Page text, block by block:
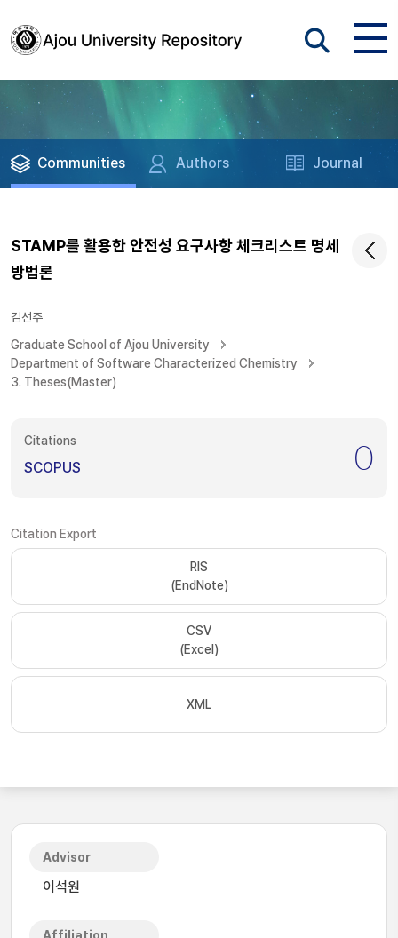
Communities Authors Journal
STAMP를 활용한 안전성 요구사항 체크리스트 명세
방법론
김선주
Graduate School of Ajou University
Department of Software Characterized Chemistry
3. Theses(Master)
Citations
SCOPUS 0
Citation Export
RIS
(EndNote)
CSV
(Excel)
XML
Advisor
이석원